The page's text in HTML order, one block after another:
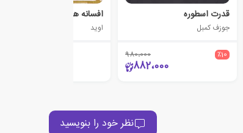
قدرت اسطوره
جوزف کمبل
٪10 980،000
882،000
افسانه های دگردیسی
اوید
نظر خود را بنویسید